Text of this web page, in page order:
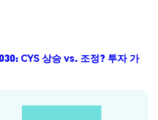
CYS 상승 vs. 조정? 투자 가